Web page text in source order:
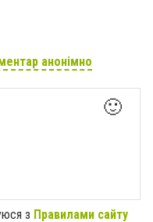
анонімно
🙂
з Правилами сайту